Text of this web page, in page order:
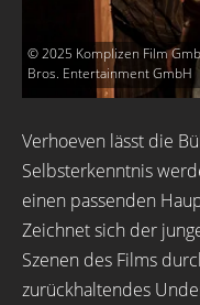
© 2025 Komplizen Film
Bros. Entertainment GmbH
Verhoeven lässt die
Selbsterkenntnis
einen passenden
Zeichnet sich der
Szenen des Films
zurückhaltendes